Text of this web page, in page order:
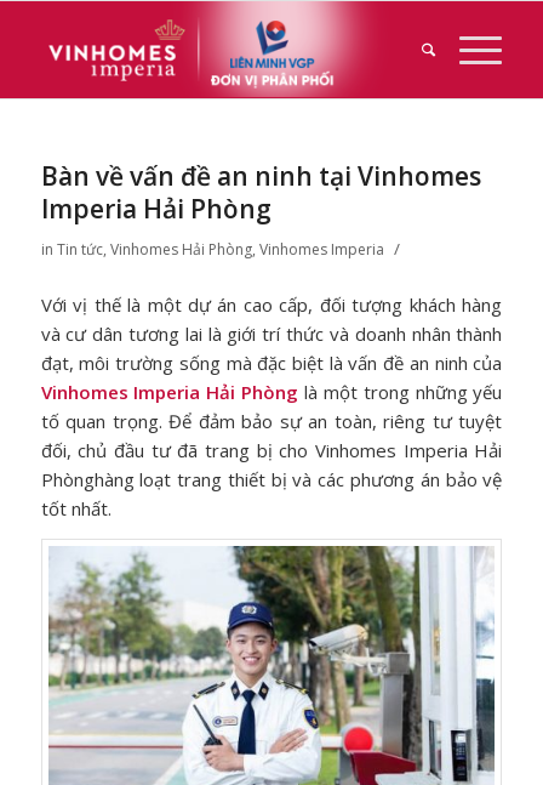
Bàn về vấn đề an ninh tại Vinhomes
Imperia Hải Phòng
in Tin tức, Vinhomes Hải Phòng, Vinhomes Imperia /
Với vị thế là một dự án cao cấp, đối tượng khách hàng
và cư dân tương lai là giới trí thức và doanh nhân thành
đạt, môi trường sống mà đặc biệt là vấn đề an ninh của
Vinhomes Imperia Hải Phòng là một trong những yếu
tố quan trọng. Để đảm bảo sự an toàn, riêng tư tuyệt
đối, chủ đầu tư đã trang bị cho Vinhomes Imperia Hải
Phònghàng loạt trang thiết bị và các phương án bảo vệ
tốt nhất.